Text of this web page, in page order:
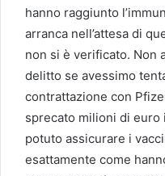
hanno raggiunto
arranca nell’attesa di
non si è verificato. Non
delitto se avessimo
contrattazione con
sprecato milioni di euro
potuto assicurare i
esattamente come